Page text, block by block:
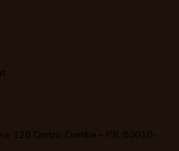
128 Centro, Curitiba – PR, 80010-